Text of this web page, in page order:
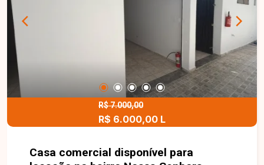
para instalar seu negócio em um espaço
funcional, bem localizado e com habite-se. Entre
em contato e agende sua visita!
R$ 7.000,00
R$ 6.000,00 L
Casa comercial disponível para